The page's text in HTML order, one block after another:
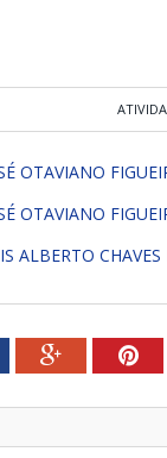
OTAVIANO
OTAVIANO
ALBERTO CHAVES
Google+